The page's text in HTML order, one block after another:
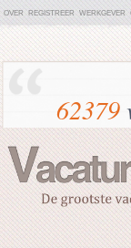
OVER REGISTREER WERKGEVER
62379